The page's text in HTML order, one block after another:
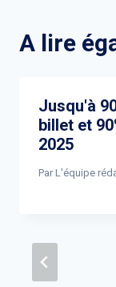
A lire
Jusqu'à
billet et
2025
Par L'équipe